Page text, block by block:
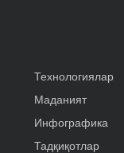
Технологиялар
Маданият
Инфографика
Тадқиқотлар